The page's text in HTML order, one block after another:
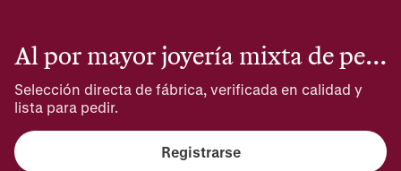
Al por mayor joyería mixta de perlas y metal
Selección directa de fábrica, verificada en calidad y
lista para pedir.
Registrarse